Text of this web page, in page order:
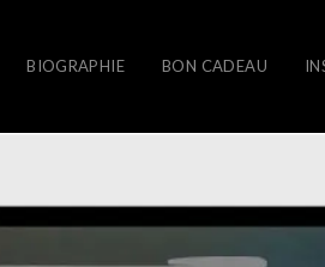
BIOGRAPHIE BON CADEAU